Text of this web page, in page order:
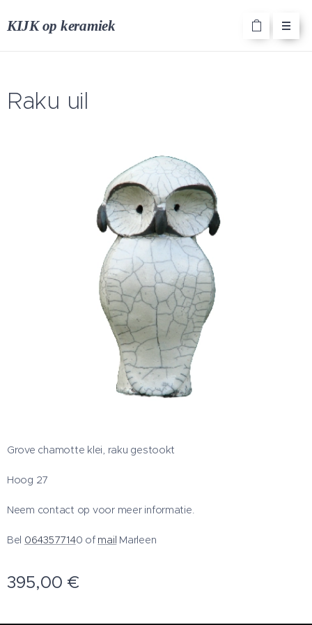
KIJK op keramiek
Raku uil
Grove chamotte klei, raku gestookt
Hoog 27
Neem contact op voor meer informatie.
Bel 0643577140 of mail Marleen
395,00 €